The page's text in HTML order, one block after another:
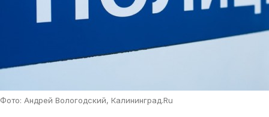
Фото: Андрей Вологодский, Калининград.Ru